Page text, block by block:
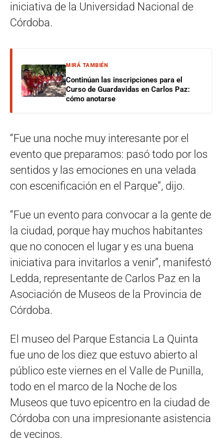
iniciativa de la Universidad Nacional de
Córdoba.
MIRÁ TAMBIÉN
Continúan las inscripciones para el
Curso de Guardavidas en Carlos Paz:
cómo anotarse
“Fue una noche muy interesante por el
evento que preparamos: pasó todo por los
sentidos y las emociones en una velada
con escenificación en el Parque”, dijo.
“Fue un evento para convocar a la gente de
la ciudad, porque hay muchos habitantes
que no conocen el lugar y es una buena
iniciativa para invitarlos a venir”, manifestó
Ledda, representante de Carlos Paz en la
Asociación de Museos de la Provincia de
Córdoba.
El museo del Parque Estancia La Quinta
fue uno de los diez que estuvo abierto al
público este viernes en el Valle de Punilla,
todo en el marco de la Noche de los
Museos que tuvo epicentro en la ciudad de
Córdoba con una impresionante asistencia
de vecinos.